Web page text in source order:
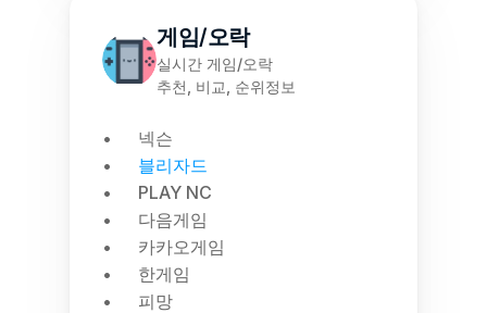
게임/오락
실시간 게임/오락
추천, 비교, 순위정보
넥슨
블리자드
PLAY NC
다음게임
카카오게임
한게임
피망